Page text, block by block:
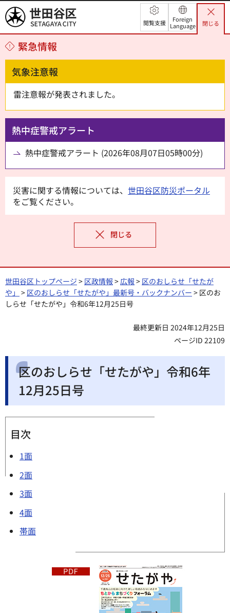
世田谷区 閲覧支援
Foreign
Language
閉じる
緊急情報
気象注意報
雷注意報が発表されました。
熱中症警戒アラート
熱中症警戒アラート (2026年08月07日05時00分)
災害に関する情報については、 世田谷区防災ポータル
をご覧ください。
閉じる
世田谷区トップページ > 区政情報 >広報 > 区のおしらせ「せたが
や」 > 区のおしらせ「せたがや」最新号・バックナンバー > 区のお
しらせ「せたがや」令和6年12月25日号
最終更新日 2024年12月25日
ページID 22109
区のおしらせ「せたがや」令和6年
12月25日号
目次
1面
2面
3面
4面
帯面